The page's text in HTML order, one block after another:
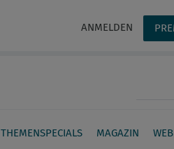
ANMELDEN
THEMENSPECIALS MAGAZIN